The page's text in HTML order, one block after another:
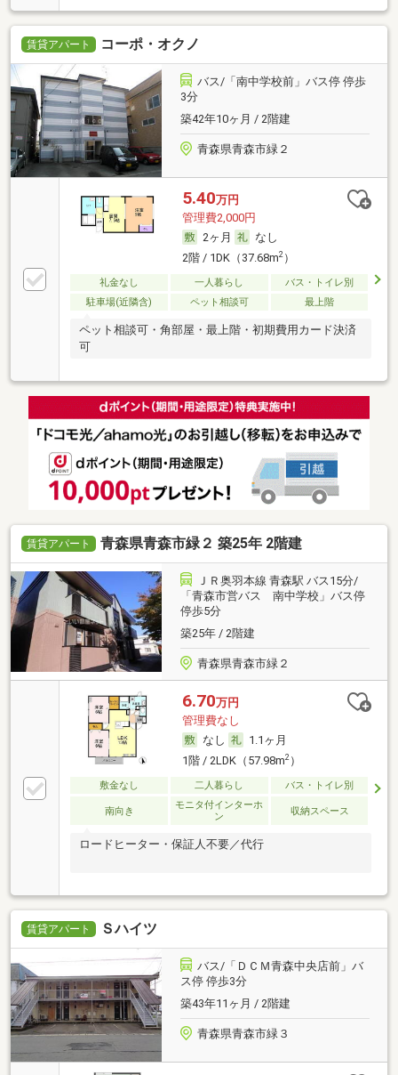
賃貸アパート コーポ・オクノ
バス/「南中学校前」バス停 停歩
3分
築42年10ヶ月 / 2階建
青森県青森市緑２
5.40万円
管理費2,000円
2ヶ月
なし
2階 / 1DK（37.68m2）
礼金なし 一人暮らし
バス・トイレ別
駐車場(近隣含)
ペット相談可 最上階
ペット相談可・角部屋・最上階・初期費用カード決済
可
賃貸アパート 青森県青森市緑２ 築25年 2階建
ＪＲ奥羽本線 青森駅 バス15分/
「青森市営バス 南中学校」バス停
停歩5分
築25年 / 2階建
青森県青森市緑２
6.70万円
管理費なし
なし
1.1ヶ月
1階 / 2LDK（57.98m2）
敷金なし 二人暮らし バス・トイレ別
南向き
モニタ付インターホ
ン
収納スペース
ロードヒーター・保証人不要／代行
賃貸アパート Ｓハイツ
バス/「ＤＣＭ青森中央店前」バ
ス停 停歩3分
築43年11ヶ月 / 2階建
青森県青森市緑３